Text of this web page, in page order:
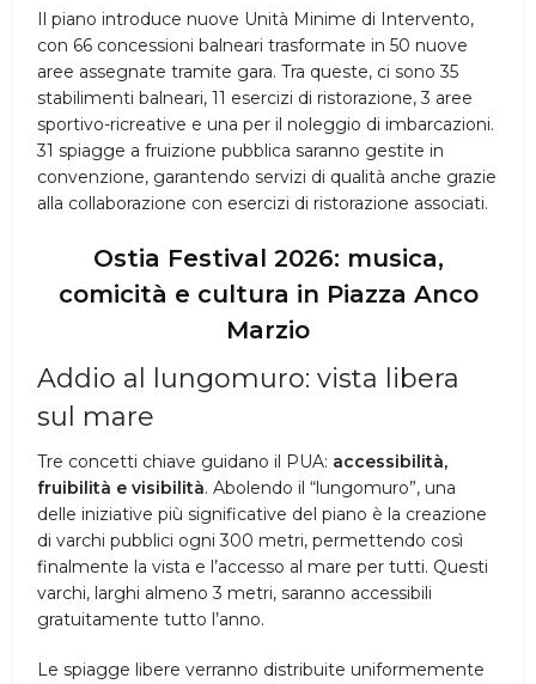
Il piano introduce nuove Unità Minime di Intervento,
con 66 concessioni balneari trasformate in 50 nuove
aree assegnate tramite gara. Tra queste, ci sono 35
stabilimenti balneari, 11 esercizi di ristorazione, 3 aree
sportivo-ricreative e una per il noleggio di imbarcazioni.
31 spiagge a fruizione pubblica saranno gestite in
convenzione, garantendo servizi di qualità anche grazie
alla collaborazione con esercizi di ristorazione associati.
Ostia Festival 2026: musica,
comicità e cultura in Piazza Anco
Marzio
Addio al lungomuro: vista libera
sul mare
Tre concetti chiave guidano il PUA: accessibilità,
fruibilità e visibilità. Abolendo il “lungomuro”, una
delle iniziative più significative del piano è la creazione
di varchi pubblici ogni 300 metri, permettendo così
finalmente la vista e l’accesso al mare per tutti. Questi
varchi, larghi almeno 3 metri, saranno accessibili
gratuitamente tutto l’anno.
Le spiagge libere verranno distribuite uniformemente